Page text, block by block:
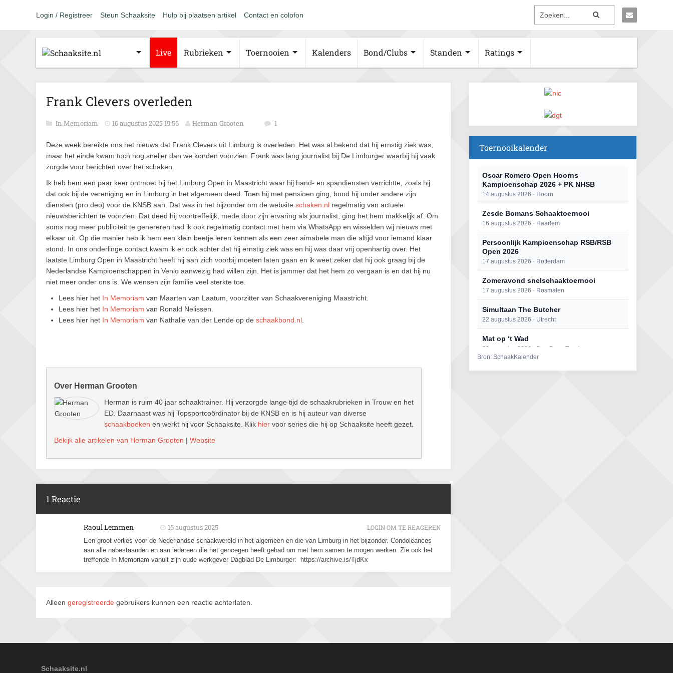
Login / Registreer Steun Schaaksite Hulp bij plaatsen artikel Contact en colofon
Live Rubrieken Toernooien Kalenders Bond/Clubs Standen Ratings
Frank Clevers overleden
In Memoriam 16 augustus 2025 19:56 Herman Grooten 1
Deze week bereikte ons het nieuws dat Frank Clevers uit Limburg is overleden. Het was al bekend dat hij ernstig ziek was,
maar het einde kwam toch nog sneller dan we konden voorzien. Frank was lang journalist bij De Limburger waarbij hij vaak
zorgde voor berichten over het schaken.
Ik heb hem een paar keer ontmoet bij het Limburg Open in Maastricht waar hij hand- en spandiensten verrichtte, zoals hij
dat ook bij de vereniging en in Limburg in het algemeen deed. Toen hij met pensioen ging, bood hij onder andere zijn
diensten (pro deo) voor de KNSB aan. Dat was in het bijzonder om de website schaken.nl regelmatig van actuele
nieuwsberichten te voorzien. Dat deed hij voortreffelijk, mede door zijn ervaring als journalist, ging het hem makkelijk af. Om
soms nog meer publiciteit te genereren had ik ook regelmatig contact met hem via WhatsApp en wisselden wij nieuws met
elkaar uit. Op die manier heb ik hem een klein beetje leren kennen als een zeer aimabele man die altijd voor iemand klaar
stond. In ons onderlinge contact kwam ik er ook achter dat hij ernstig ziek was en hij was daar vrij openhartig over. Het
laatste Limburg Open in Maastricht heeft hij aan zich voorbij moeten laten gaan en ik weet zeker dat hij ook graag bij de
Nederlandse Kampioenschappen in Venlo aanwezig had willen zijn. Het is jammer dat het hem zo vergaan is en dat hij nu
niet meer onder ons is. We wensen zijn familie veel sterkte toe.
Lees hier het In Memoriam van Maarten van Laatum, voorzitter van Schaakvereniging Maastricht.
Lees hier het In Memoriam van Ronald Nelissen.
Lees hier het In Memoriam van Nathalie van der Lende op de schaakbond.nl
Over Herman Grooten
Herman is ruim 40 jaar schaaktrainer. Hij verzorgde lange tijd de schaakrubrieken in Trouw en het
ED. Daarnaast was hij Topsportcoördinator bij de KNSB en is hij auteur van diverse
schaakboeken en werkt hij voor Schaaksite. Klik hier voor series die hij op Schaaksite heeft gezet.
Bekijk alle artikelen van Herman Grooten | Website
1 Reactie
Raoul Lemmen 16 augustus 2025
Een groot verlies voor de Nederlandse schaakwereld in het algemeen en die van Limburg in het bijzonder. Condoleances
aan alle nabestaanden en aan iedereen die het genoegen heeft gehad om met hem samen te mogen werken. Zie ook het
treffende In Memoriam vanuit zijn oude werkgever Dagblad De Limburger: https://archive.is/TjdKx
LOGIN OM TE REAGEREN
Alleen geregistreerde gebruikers kunnen een reactie achterlaten.
Toernooikalender
Oscar Romero Open Hoorns
Kampioenschap 2026 + PK NHSB
14 augustus 2026 · Hoorn
Zesde Bomans Schaaktoernooi
16 augustus 2026 · Haarlem
Persoonlijk Kampioenschap RSB/RSB
Open 2026
17 augustus 2026 · Rotterdam
Zomeravond snelschaaktoernooi
17 augustus 2026 · Rosmalen
Simultaan The Butcher
22 augustus 2026 · Utrecht
Mat op ‘t Wad
22 augustus 2026 · Den Burg, Texel
Bron: SchaakKalender
Schaaksite.nl